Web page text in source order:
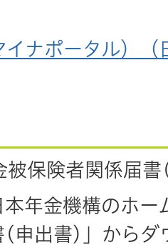
イナポータル）（
被保険者関係届
年金機構のホー
(申出書)」からダ